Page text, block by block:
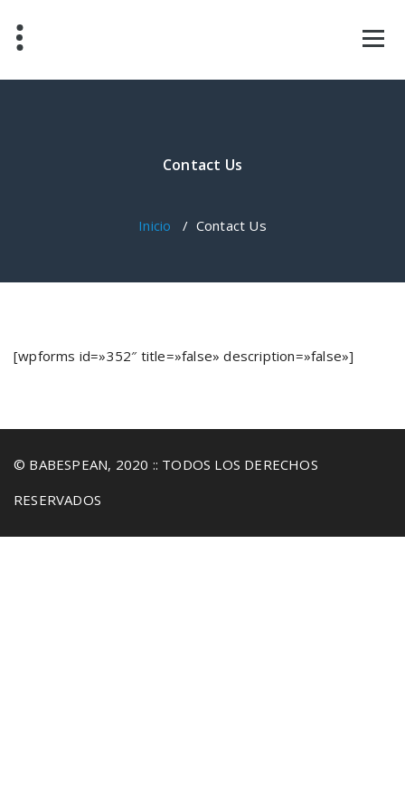
contenido
Contact Us
Inicio / Contact Us
[wpforms id=»352″ title=»false» description=»false»]
© BABESPEAN, 2020 :: TODOS LOS DERECHOS
RESERVADOS